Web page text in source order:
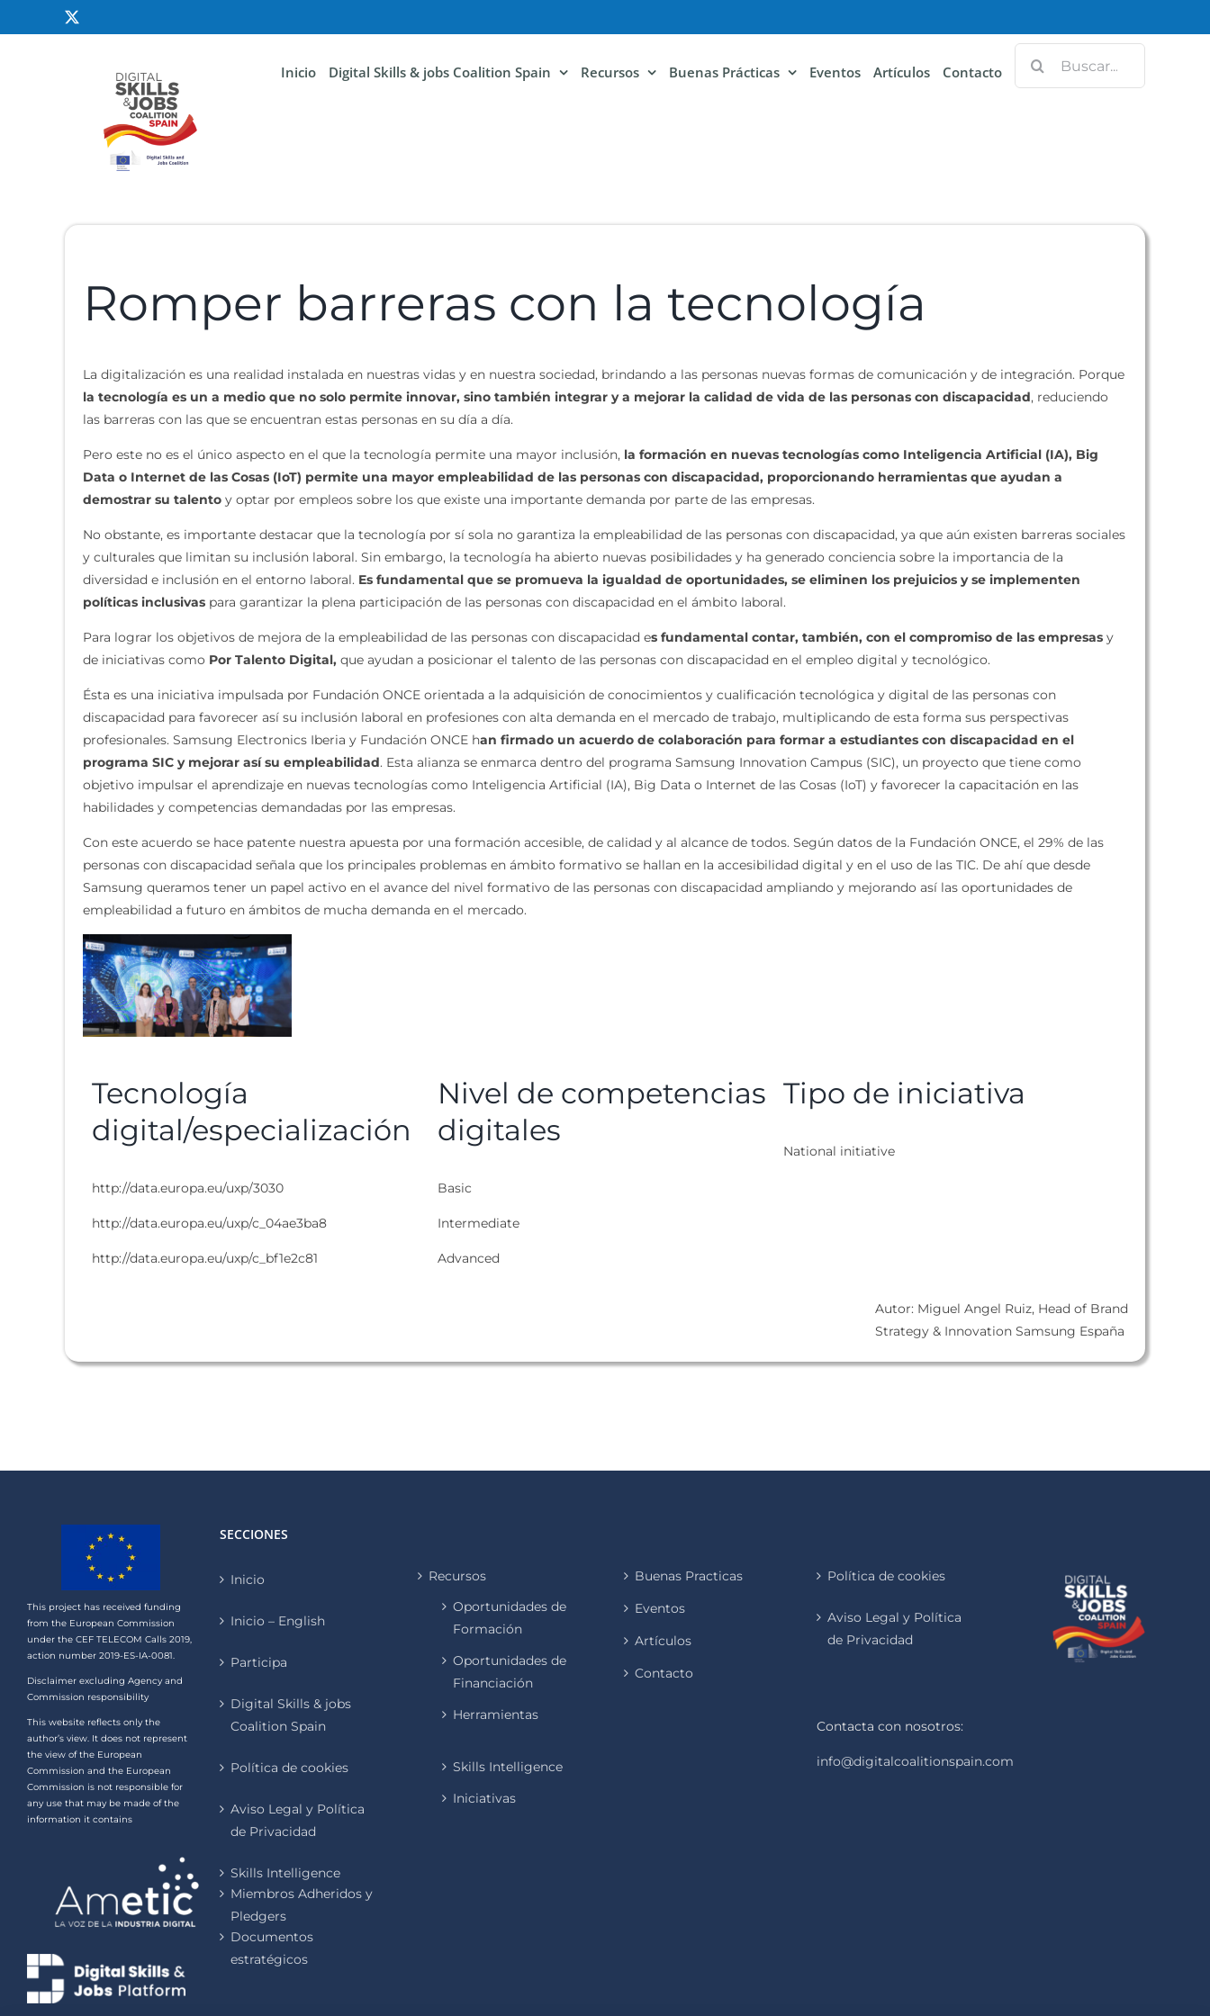
Inicio Digital Skills & jobs Coalition Spain Recursos Buenas Prácticas Eventos Artículos Contacto
Romper barreras con la tecnología
La digitalización es una realidad instalada en nuestras vidas y en nuestra sociedad, brindando a las personas nuevas formas de comunicación y de integración. Porque
la tecnología es un a medio que no solo permite innovar, sino también integrar y a mejorar la calidad de vida de las personas con discapacidad, reduciendo
las barreras con las que se encuentran estas personas en su día a día.
Pero este no es el único aspecto en el que la tecnología permite una mayor inclusión, la formación en nuevas tecnologías como Inteligencia Artificial (IA), Big
Data o Internet de las Cosas (IoT) permite una mayor empleabilidad de las personas con discapacidad, proporcionando herramientas que ayudan a
demostrar su talento y optar por empleos sobre los que existe una importante demanda por parte de las empresas.
No obstante, es importante destacar que la tecnología por sí sola no garantiza la empleabilidad de las personas con discapacidad, ya que aún existen barreras sociales
y culturales que limitan su inclusión laboral. Sin embargo, la tecnología ha abierto nuevas posibilidades y ha generado conciencia sobre la importancia de la
diversidad e inclusión en el entorno laboral. Es fundamental que se promueva la igualdad de oportunidades, se eliminen los prejuicios y se implementen
políticas inclusivas para garantizar la plena participación de las personas con discapacidad en el ámbito laboral.
Para lograr los objetivos de mejora de la empleabilidad de las personas con discapacidad es fundamental contar, también, con el compromiso de las empresas y
de iniciativas como Por Talento Digital, que ayudan a posicionar el talento de las personas con discapacidad en el empleo digital y tecnológico.
Ésta es una iniciativa impulsada por Fundación ONCE orientada a la adquisición de conocimientos y cualificación tecnológica y digital de las personas con
discapacidad para favorecer así su inclusión laboral en profesiones con alta demanda en el mercado de trabajo, multiplicando de esta forma sus perspectivas
profesionales. Samsung Electronics Iberia y Fundación ONCE han firmado un acuerdo de colaboración para formar a estudiantes con discapacidad en el
programa SIC y mejorar así su empleabilidad. Esta alianza se enmarca dentro del programa Samsung Innovation Campus (SIC), un proyecto que tiene como
objetivo impulsar el aprendizaje en nuevas tecnologías como Inteligencia Artificial (IA), Big Data o Internet de las Cosas (IoT) y favorecer la capacitación en las
habilidades y competencias demandadas por las empresas.
Con este acuerdo se hace patente nuestra apuesta por una formación accesible, de calidad y al alcance de todos. Según datos de la Fundación ONCE, el 29% de las
personas con discapacidad señala que los principales problemas en ámbito formativo se hallan en la accesibilidad digital y en el uso de las TIC. De ahí que desde
Samsung queramos tener un papel activo en el avance del nivel formativo de las personas con discapacidad ampliando y mejorando así las oportunidades de
empleabilidad a futuro en ámbitos de mucha demanda en el mercado.
Tecnología
digital/especialización
http://data.europa.eu/uxp/3030
http://data.europa.eu/uxp/c_04ae3ba8
http://data.europa.eu/uxp/c_bf1e2c81
Nivel de competencias
digitales
Basic
Intermediate
Advanced
Tipo de iniciativa
National initiative
Autor: Miguel Angel Ruiz, Head of Brand
Strategy & Innovation Samsung España
This project has received funding
from the European Commission
under the CEF TELECOM Calls 2019,
action number 2019-ES-IA-0081.
Disclaimer excluding Agency and
Commission responsibility
This website reflects only the
author’s view. It does not represent
the view of the European
Commission and the European
Commission is not responsible for
any use that may be made of the
information it contains
SECCIONES
Inicio
Inicio – English
Participa
Digital Skills & jobs
Coalition Spain
Política de cookies
Aviso Legal y Política
de Privacidad
Skills Intelligence
Miembros Adheridos y
Pledgers
Documentos
estratégicos
Recursos
Oportunidades de
Formación
Oportunidades de
Financiación
Herramientas
Skills Intelligence
Iniciativas
Buenas Practicas
Eventos
Artículos
Contacto
Política de cookies
Aviso Legal y Política
de Privacidad
Contacta con nosotros:
info@digitalcoalitionspain.com